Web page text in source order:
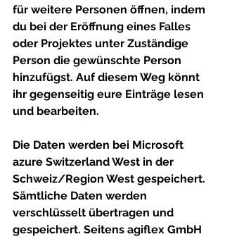
für weitere Personen öffnen, indem
du bei der Eröffnung eines Falles
oder Projektes unter Zuständige
Person die gewünschte Person
hinzufügst. Auf diesem Weg könnt
ihr gegenseitig eure Einträge lesen
und bearbeiten.
Die Daten werden bei Microsoft
azure Switzerland West in der
Schweiz/Region West gespeichert.
Sämtliche Daten werden
verschlüsselt übertragen und
gespeichert. Seitens agiflex GmbH